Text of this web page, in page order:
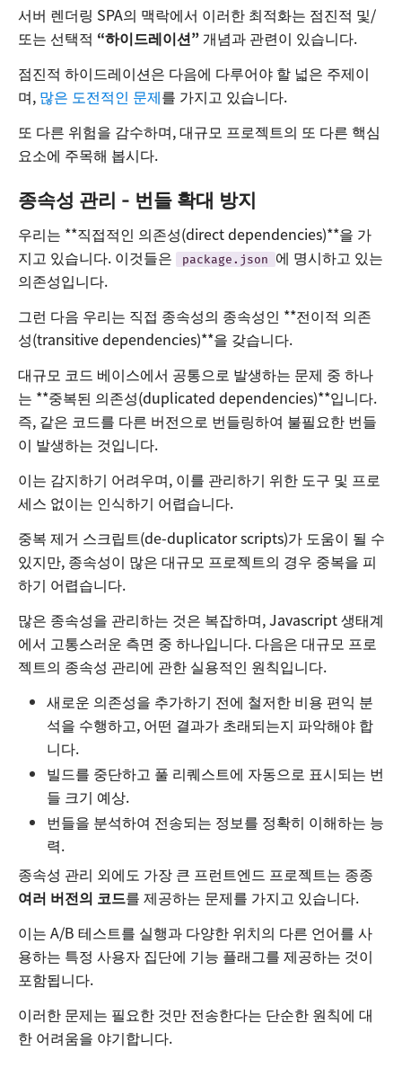
서버 렌더링 SPA의 맥락에서 이러한 최적화는 점진적 및/
또는 선택적 “하이드레이션”개념과 관련이 있습니다.
점진적 하이드레이션은 다음에 다루어야 할 넓은 주제이
며, 많은 도전적인 문제를 가지고 있습니다.
또 다른 위험을 감수하며, 대규모 프로젝트의 또 다른 핵심
요소에 주목해 봅시다.
종속성 관리 - 번들 확대 방지
우리는 **직접적인 의존성(direct dependencies)**을 가
지고 있습니다. 이것들은
package.json
에 명시하고 있는
의존성입니다.
그런 다음 우리는 직접 종속성의 종속성인 **전이적 의존
성(transitive dependencies)**을 갖습니다.
대규모 코드 베이스에서 공통으로 발생하는 문제 중 하나
는 **중복된 의존성(duplicated dependencies)**입니다.
즉, 같은 코드를 다른 버전으로 번들링하여 불필요한 번들
이 발생하는 것입니다.
이는 감지하기 어려우며, 이를 관리하기 위한 도구 및 프로
세스 없이는 인식하기 어렵습니다.
중복 제거 스크립트(de-duplicator scripts)가 도움이 될 수
있지만, 종속성이 많은 대규모 프로젝트의 경우 중복을 피
하기 어렵습니다.
많은 종속성을 관리하는 것은 복잡하며, Javascript 생태계
에서 고통스러운 측면 중 하나입니다. 다음은 대규모 프로
젝트의 종속성 관리에 관한 실용적인 원칙입니다.
새로운 의존성을 추가하기 전에 철저한 비용 편익 분
석을 수행하고, 어떤 결과가 초래되는지 파악해야 합
니다.
빌드를 중단하고 풀 리퀘스트에 자동으로 표시되는 번
들 크기 예상.
번들을 분석하여 전송되는 정보를 정확히 이해하는 능
력.
종속성 관리 외에도 가장 큰 프런트엔드 프로젝트는 종종
여러 버전의 코드를 제공하는 문제를 가지고 있습니다.
이는 A/B 테스트를 실행과 다양한 위치의 다른 언어를 사
용하는 특정 사용자 집단에 기능 플래그를 제공하는 것이
포함됩니다.
이러한 문제는 필요한 것만 전송한다는 단순한 원칙에 대
한 어려움을 야기합니다.